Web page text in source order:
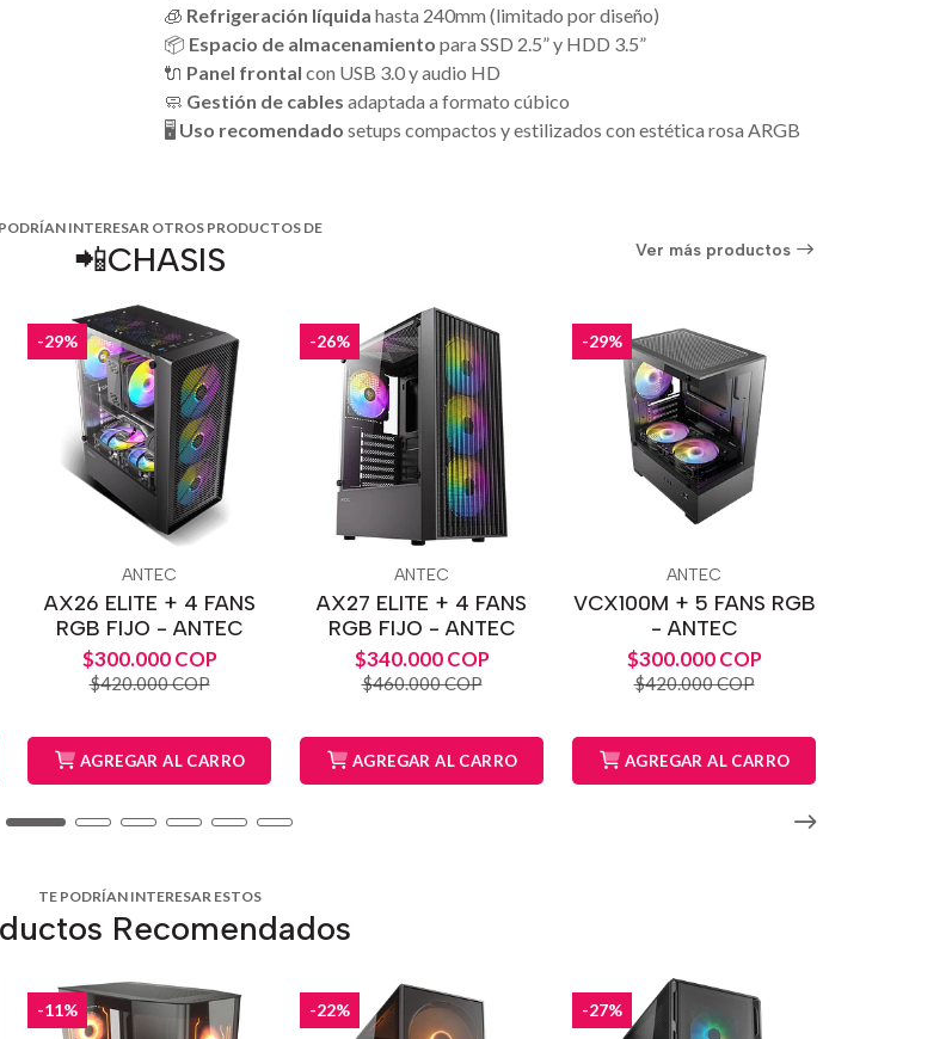
🧊 Refrigeración líquida hasta 240mm (limitado por diseño)
📦 Espacio de almacenamiento para SSD 2.5” y HDD 3.5”
🔌 Panel frontal con USB 3.0 y audio HD
🧼 Gestión de cables adaptada a formato cúbico
🖥️ Uso recomendado setups compactos y estilizados con estética rosa ARGB
INTERESAR OTROS PRODUCTOS DE
📲CHASIS Ver más productos
-29%
ANTEC
AX26 ELITE + 4 FANS
RGB FIJO - ANTEC
$300.000 COP
$420.000 COP
AGREGAR AL CARRO
-26%
ANTEC
AX27 ELITE + 4 FANS
RGB FIJO - ANTEC
$340.000 COP
$460.000 COP
AGREGAR AL CARRO
-29%
ANTEC
VCX100M + 5 FANS RGB
- ANTEC
$300.000 COP
$420.000 COP
AGREGAR AL CARRO
TE PODRÍAN INTERESAR ESTOS
Recomendados
-11% -22% -27%